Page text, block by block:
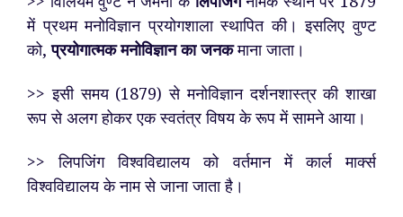
में प्रथम मनोविज्ञान प्रयोगशाला स्थापित की। इसलिए वुण्ट
को,प्रयोगात्मक मनोविज्ञान का जनकमाना जाता।
>> इसी समय (1879) से मनोविज्ञान दर्शनशास्त्र की शाखा
रूप से अलग होकर एक स्वतंत्र विषय के रूप में सामने आया।
>> लिपजिंग विश्वविद्यालय को वर्तमान में कार्ल मार्क्स
विश्वविद्यालय के नाम से जाना जाता है।